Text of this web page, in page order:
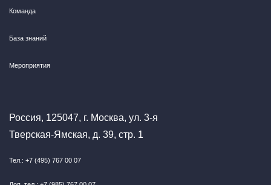
Команда
База знаний
Мероприятия
Россия, 125047, г. Москва, ул. 3-я
Тверская-Ямская, д. 39, стр. 1
Тел.: +7 (495) 767 00 07